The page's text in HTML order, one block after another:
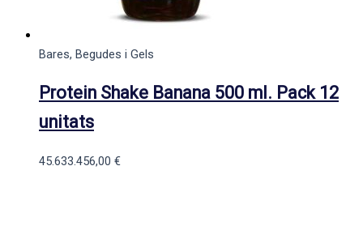
Bares, Begudes i Gels
Protein Shake Banana 500 ml. Pack 12
unitats
45.633.456,00 €